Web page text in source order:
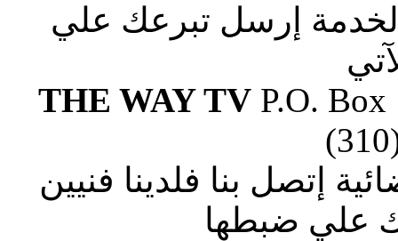
إرسل تبرعك علي
THE WAY TVP.O. Box
إتصل بنا فلدينا فنيين
علي ضبطها